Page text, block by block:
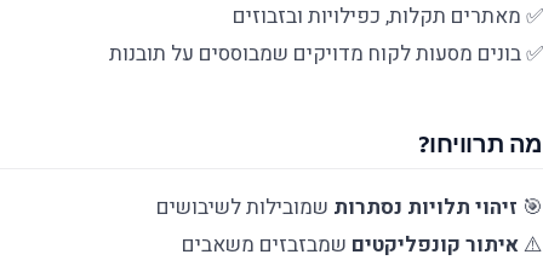
✅ מאתרים תקלות, כפילויות ובזבוזים
✅ בונים מסעות לקוח מדויקים שמבוססים על תובנות
מה תרוויחו?
🎯 זיהוי תלויות נסתרות שמובילות לשיבושים
⚠️איתור קונפליקטים שמבזבזים משאבים